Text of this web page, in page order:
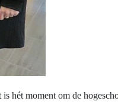
hét moment om de